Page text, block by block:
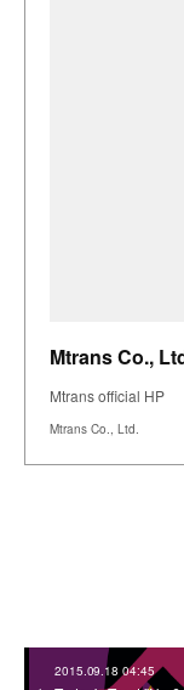
Mtrans Co.,
Mtrans official HP
Mtrans Co., Ltd.
2015.09.18 04:45